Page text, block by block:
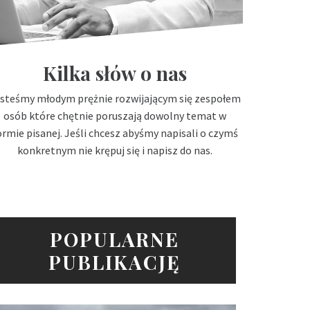
Kilka słów o nas
młodym prężnie rozwijającym się zespołem
osób które chętnie poruszają dowolny temat w
pisanej. Jeśli chcesz abyśmy napisali o czymś
konkretnym nie krępuj się i napisz do nas.
POPULARNE
PUBLIKACJĘ